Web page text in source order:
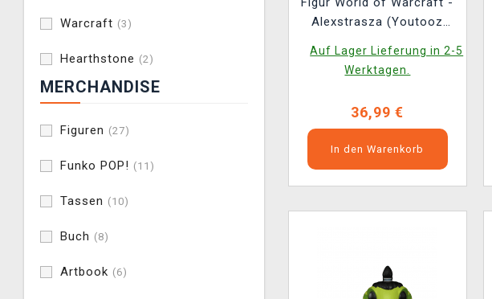
Warcraft (3)
Hearthstone (2)
MERCHANDISE
Figuren (27)
Funko POP! (11)
Tassen (10)
Buch (8)
Artbook (6)
Alexstrasza (Youtooz
Auf Lager Lieferung in 2-5
Werktagen.
36,99 €
In den Warenkorb